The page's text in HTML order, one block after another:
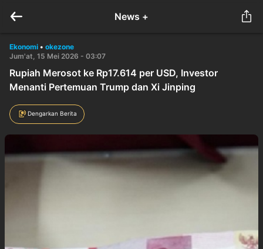
News +
Ekonomi • okezone
Jum'at, 15 Mei 2026 - 03:07
Rupiah Merosot ke Rp17.614 per USD, Investor
Menanti Pertemuan Trump dan Xi Jinping
Dengarkan Berita